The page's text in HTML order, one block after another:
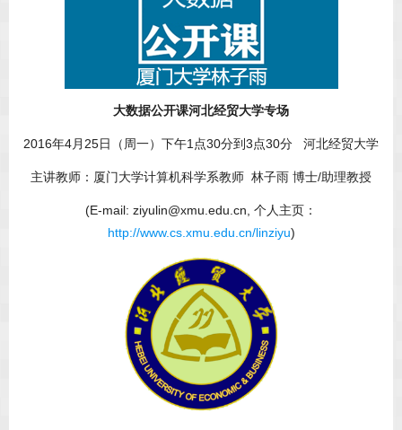
大数据公开课河北经贸大学专场
2016年4月25日（周一）下午1点30分到3点30分 河北经贸大学
主讲教师：厦门大学计算机科学系教师 林子雨 博士/助理教授
(E-mail: ziyulin@xmu.edu.cn, 个人主页：
http://www.cs.xmu.edu.cn/linziyu)